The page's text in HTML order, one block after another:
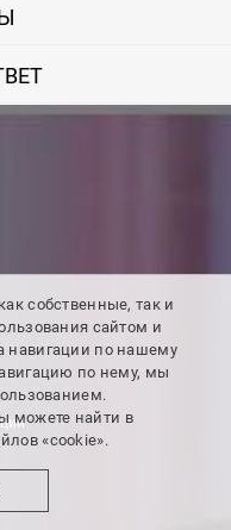
собственные, так и
сайтом и
навигации по нашему
по нему, мы
можете найти в
«cookie».